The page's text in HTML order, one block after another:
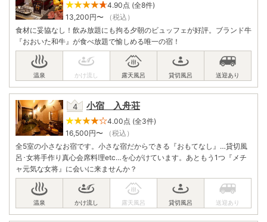
4.90点 (全8件)
13,200円〜
（税込）
食材に妥協なし！飲み放題にも拘る夕朝のビュッフェが好評。ブランド牛
『おおいた和牛』が食べ放題で愉しめる唯一の宿！
小宿 入舟荘
4.00点 (全3件)
16,500円〜
（税込）
全5室の小さなお宿です。小さな宿だからできる『おもてなし』…貸切風
呂･女将手作り真心会席料理etc…を心がけています。あともう1つ『メチ
ャ元気な女将』に会いに来ませんか？